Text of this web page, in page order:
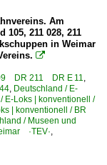
Am
105, 211 028, 211
in Weimar

DR 211 DR E 11,
, Deutschland / E-
E-Loks | konventionell /
| konventionell / BR
/ Museen und
·TEV·,